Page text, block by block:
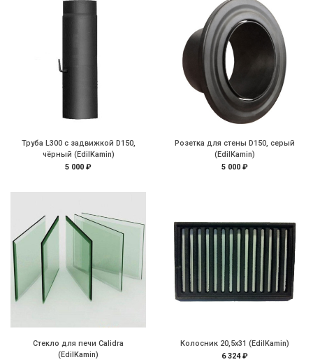
Труба L300 с задвижкой D150,
чёрный (EdilKamin)
5 000 ₽
Розетка для стены D150, серый
(EdilKamin)
5 000 ₽
Стекло для печи Calidra
(EdilKamin)
Колосник 20,5х31 (EdilKamin)
6 324 ₽